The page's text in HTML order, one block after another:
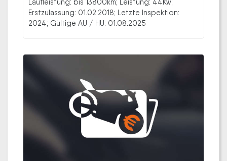
Erstzulassung: 01.02.2018; Letzte Inspektion:
2024; Gültige AU / HU: 01.08.2025